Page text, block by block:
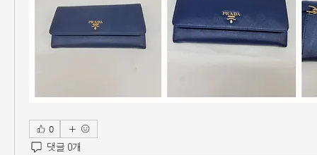
0
댓글 0개